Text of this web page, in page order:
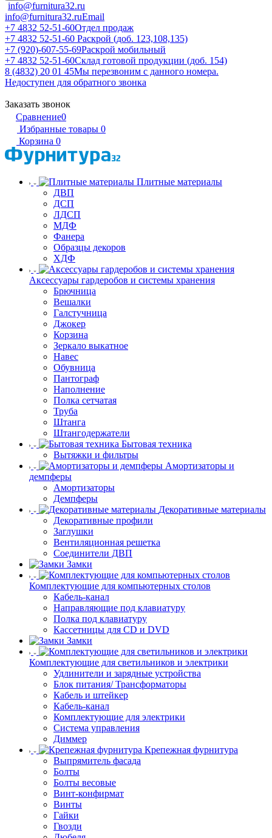
info@furnitura32.ru
info@furnitura32.ruEmail
+7 4832 52-51-60Отдел продаж
+7 4832 52-51-60 Раскрой (доб. 123,108,135)
+7 (920)-607-55-69Раскрой мобильный
+7 4832 52-51-60Склад готовой продукции (доб. 154)
8 (4832) 20 01 45Мы перезвоним с данного номера.
Недоступен для обратного звонка
Заказать звонок
Сравнение0
Избранные товары 0
Корзина 0
Плитные материалы
ДВП
ДСП
ЛДСП
МДФ
Фанера
Образцы декоров
ХДФ
Аксессуары гардеробов и системы хранения
Брючница
Вешалки
Галстучница
Джокер
Корзина
Зеркало выкатное
Навес
Обувница
Пантограф
Наполнение
Полка сетчатая
Труба
Штанга
Штангодержатели
Бытовая техника
Вытяжки и фильтры
Амортизаторы и
демпферы
Амортизаторы
Демпферы
Декоративные материалы
Декоративные профили
Заглушки
Вентиляционная решетка
Соединители ДВП
Замки
Комплектующие для компьютерных столов
Кабель-канал
Направляющие под клавиатуру
Полка под клавиатуру
Кассетницы для CD и DVD
Замки
Комплектующие для светильников и электрики
Удлинители и зарядные устройства
Блок питания/ Трансформаторы
Кабель и штейкер
Кабель-канал
Комплектующие для электрики
Система управления
Диммер
Крепежная фурнитура
Выпрямитель фасада
Болты
Болты весовые
Винт-конфирмат
Винты
Гайки
Гвозди